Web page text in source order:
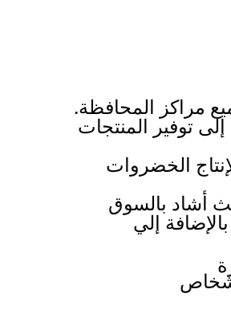
لكونه منفذ متنوع لتسويق منتجات الصوب الزراعية ومنتجات المشروعات المنزلية والجمعيات الأهلية، بالإضافة إلي